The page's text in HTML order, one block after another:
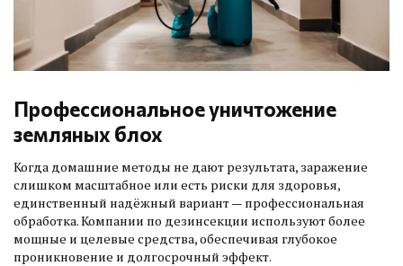
Профессиональное уничтожение
земляных блох
Когда домашние методы не дают результата, заражение
слишком масштабное или есть риски для здоровья,
единственный надёжный вариант — профессиональная
обработка. Компании по дезинсекции используют более
мощные и целевые средства, обеспечивая глубокое
проникновение и долгосрочный эффект.